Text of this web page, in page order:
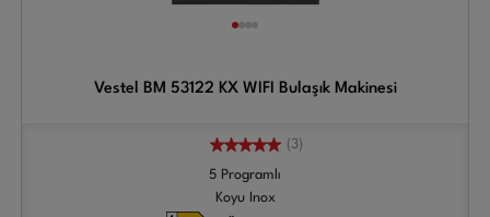
Vestel BM 53122 KX WIFI Bulaşık Makinesi
(3)
5 Programlı
Koyu Inox